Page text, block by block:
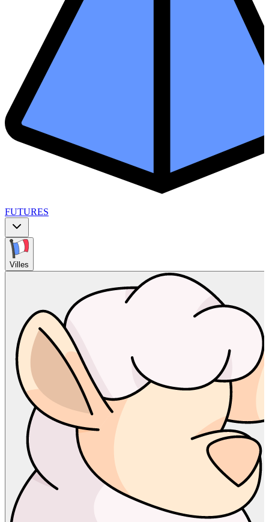
FUTURES
Villes